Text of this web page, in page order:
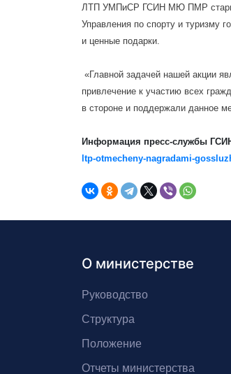
ЛТП УМПиСР ГСИН МЮ ПМР
Управления по спорту и туризму
и ценные подарки.
«Главной задачей нашей акции
привлечение к участию всех
в стороне и поддержали данное
Информация пресс-службы
ltp-otmecheny-nagradami-
О министерстве
Руководство
Структура
Положение
Отчеты министерства